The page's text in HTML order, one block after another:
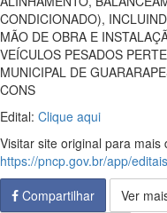
CONDICIONADO),
MÃO DE OBRA E
VEÍCULOS PESADOS
MUNICIPAL DE
CONS
Edital: Clique aqui
Visitar site original para mais
https://pncp.gov.br/app/
Compartilhar
Ver